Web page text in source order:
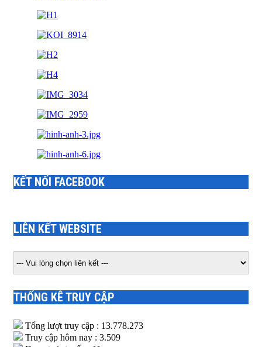
KẾT NỐI FACEBOOK
LIÊN KẾT WEBSITE
THỐNG KÊ TRUY CẬP
Tổng lượt truy cập : 13.778.273
Truy cập hôm nay : 3.509